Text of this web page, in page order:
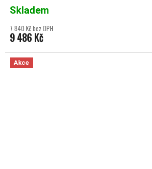
Skladem
7 840 Kč bez DPH
9 486 Kč
Akce